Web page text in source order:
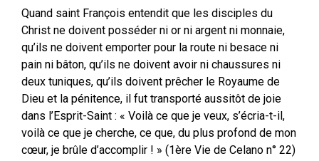
Quand saint François entendit que les disciples du
Christ ne doivent posséder ni or ni argent ni monnaie,
qu’ils ne doivent emporter pour la route ni besace ni
pain ni bâton, qu’ils ne doivent avoir ni chaussures ni
deux tuniques, qu’ils doivent prêcher le Royaume de
Dieu et la pénitence, il fut transporté aussitôt de joie
dans l’Esprit-Saint : « Voilà ce que je veux, s’écria-t-il,
voilà ce que je cherche, ce que, du plus profond de mon
cœur, je brûle d’accomplir ! » (1ère Vie de Celano n° 22)